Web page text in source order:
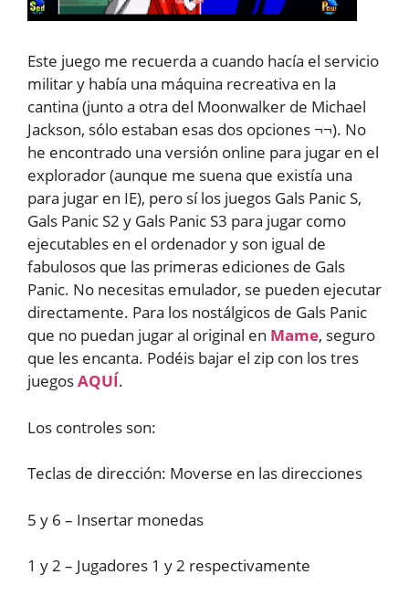
Este juego me recuerda a cuando hacía el servicio
militar y había una máquina recreativa en la
cantina (junto a otra del Moonwalker de Michael
Jackson, sólo estaban esas dos opciones ¬¬). No
he encontrado una versión online para jugar en el
explorador (aunque me suena que existía una
para jugar en IE), pero sí los juegos Gals Panic S,
Gals Panic S2 y Gals Panic S3 para jugar como
ejecutables en el ordenador y son igual de
fabulosos que las primeras ediciones de Gals
Panic. No necesitas emulador, se pueden ejecutar
directamente. Para los nostálgicos de Gals Panic
que no puedan jugar al original en Mame, seguro
que les encanta. Podéis bajar el zip con los tres
juegosAQUÍ.
Los controles son:
Teclas de dirección: Moverse en las direcciones
5 y 6 – Insertar monedas
1 y 2 – Jugadores 1 y 2 respectivamente